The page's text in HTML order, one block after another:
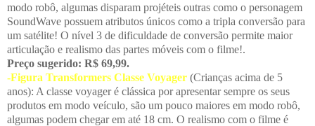
modo robô, algumas disparam projéteis outras como o personagem
SoundWave possuem atributos únicos como a tripla conversão para
um satélite! O nível 3 de dificuldade de conversão permite maior
articulação e realismo das partes móveis com o filme!.
Preço sugerido: R$ 69,99.
-Figura Transformers Classe Voyager (Crianças acima de 5
anos): A classe voyager é clássica por apresentar sempre os seus
produtos em modo veículo, são um pouco maiores em modo robô,
algumas podem chegar em até 18 cm. O realismo com o filme é